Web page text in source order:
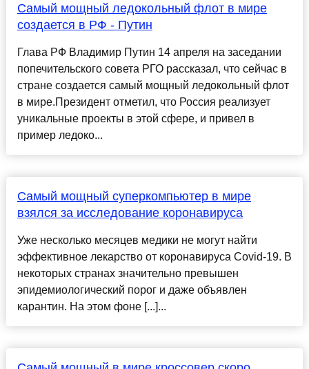
Самый мощный ледокольный флот в мире
создается в РФ - Путин
Глава РФ Владимир Путин 14 апреля на заседании
попечительского совета РГО рассказал, что сейчас в
стране создается самый мощный ледокольный флот
в мире.Президент отметил, что Россия реализует
уникальные проекты в этой сфере, и привел в
пример ледоко...
Самый мощный суперкомпьютер в мире
взялся за исследование коронавируса
Уже несколько месяцев медики не могут найти
эффективное лекарство от коронавируса Covid-19. В
некоторых странах значительно превышен
эпидемиологический порог и даже объявлен
карантин. На этом фоне [...]...